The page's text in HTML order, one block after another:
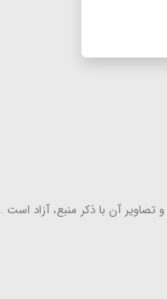
آن با ذكر منبع، آزاد است .